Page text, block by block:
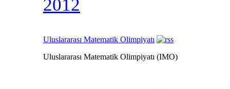
2012
Uluslararası Matematik Olimpiyatı
Uluslararası Matematik Olimpiyatı (IMO)